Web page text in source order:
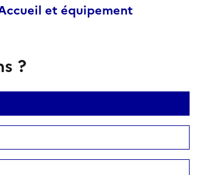
et équipement
?